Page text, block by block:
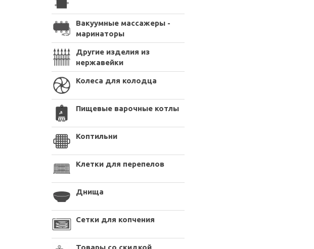
Вакуумные массажеры -
маринаторы
Другие изделия из
нержавейки
Колеса для колодца
Пищевые варочные котлы
Коптильни
Клетки для перепелов
Днища
Сетки для копчения
Товары со скидкой